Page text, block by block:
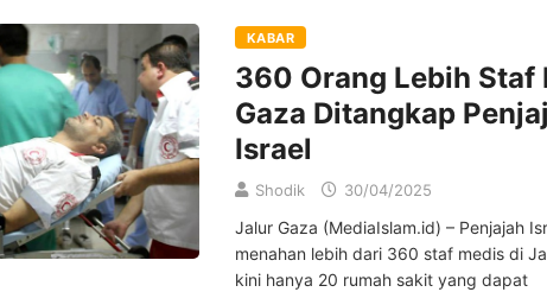
KABAR
360 Orang Lebih Staf
Gaza Ditangkap
Israel
Shodik 30/04/2025
Jalur Gaza (MediaIslam.id) – Penjajah
menahan lebih dari 360 staf medis di
kini hanya 20 rumah sakit yang dapat